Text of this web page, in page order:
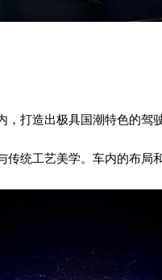
，打造出极具国潮特色的驾
传统工艺美学。车内的布局